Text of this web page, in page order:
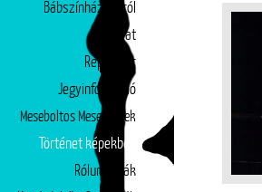
Bábszínházunkról
Társulat
Repertoár
Jegyinformáció
Meseboltos Mesepéntek
Történet képekben
Rólunk írták